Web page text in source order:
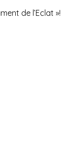
de l’Eclat »!